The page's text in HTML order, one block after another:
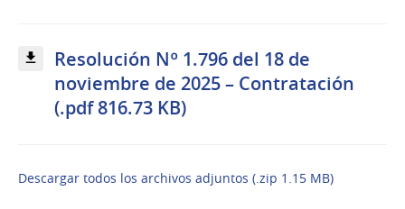
Resolución Nº 1.796 del 18 de
noviembre de 2025 – Contratación
(.pdf 816.73 KB)
Descargar todos los archivos adjuntos (.zip 1.15 MB)